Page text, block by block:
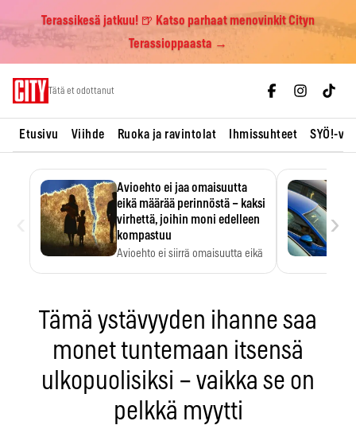
Terassikesä jatkuu! 🍺 Katso parhaat menovinkit Cityn
Terassioppaasta →
Tätä et odottanut
Etusivu Viihde Ruoka ja ravintolat Ihmissuhteet SYÖ!-
Avioehto ei jaa omaisuutta
eikä määrää perinnöstä – kaksi
virhettä, joihin moni edelleen
kompastuu
Avioehto ei siirrä omaisuutta eikä
›
Tämä ystävyyden ihanne saa
monet tuntemaan itsensä
ulkopuolisiksi – vaikka se on
pelkkä myytti